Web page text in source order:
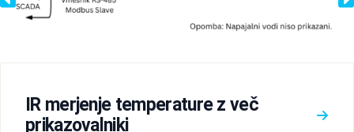
IR merjenje temperature z več
prikazovalniki